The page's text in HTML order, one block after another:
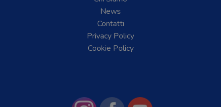
News
Contatti
Privacy Policy
Cookie Policy